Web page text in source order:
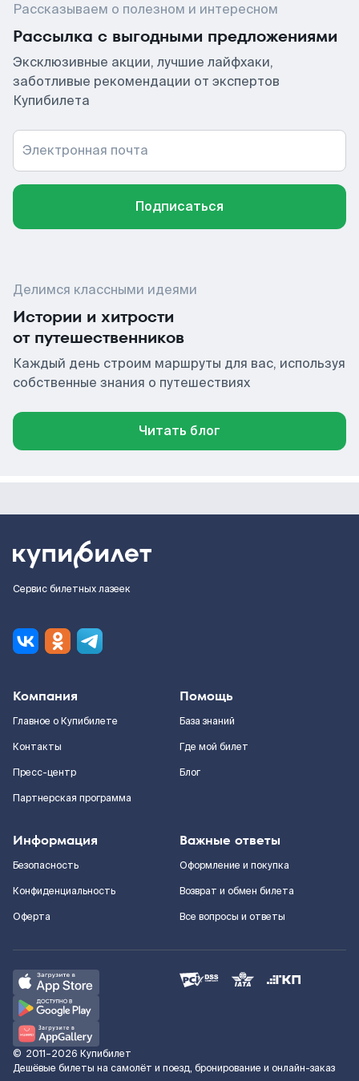
Рассказываем о полезном и интересном
Рассылка с выгодными предложениями
Эксклюзивные акции, лучшие лайфхаки,
заботливые рекомендации от экспертов
Купибилета
Электронная почта
Подписаться
Делимся классными идеями
Истории и хитрости
от путешественников
Каждый день строим маршруты для вас, используя
собственные знания о путешествиях
Читать блог
Сервис билетных лазеек
Компания
Главное о Купибилете
Контакты
Пресс-центр
Партнерская программа
Помощь
База знаний
Где мой билет
Блог
Информация
Безопасность
Конфиденциальность
Оферта
Важные ответы
Оформление и покупка
Возврат и обмен билета
Все вопросы и ответы
© 2011–2026 Купибилет
Дешёвые билеты на самолёт и поезд, бронирование и онлайн-заказ